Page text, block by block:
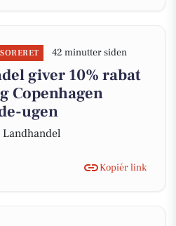
42 minutter siden
giver 10% rabat
Copenhagen
ugen
Landhandel
Kopiér link